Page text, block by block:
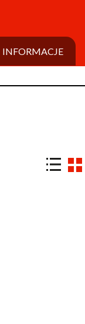
INFORMACJE